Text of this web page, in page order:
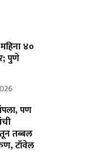
४०
पुणे
पण
तब्बल
टॉवेल